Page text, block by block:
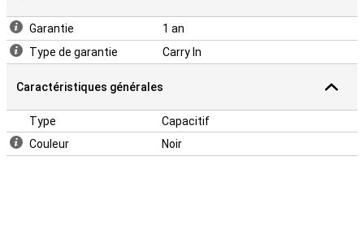
Garantie
1 an
Type de garantie
Carry In
Caractéristiques générales
Type
Capacitif
Couleur
Noir